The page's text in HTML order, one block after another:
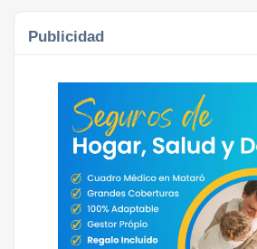
Publicidad